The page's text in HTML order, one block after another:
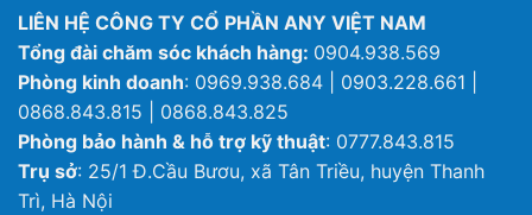
LIÊN HỆ CÔNG TY CỔ PHẦN ANY VIỆT NAM
Tổng đài chăm sóc khách hàng: 0904.938.569
Phòng kinh doanh: 0969.938.684 | 0903.228.661 |
0868.843.815 | 0868.843.825
Phòng bảo hành & hỗ trợ kỹ thuật: 0777.843.815
Trụ sở: 25/1 Đ.Cầu Bươu, xã Tân Triều, huyện Thanh
Trì, Hà Nội